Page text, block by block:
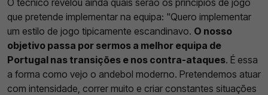
que pretende implementar na equipa: "Quero implementar
um estilo de jogo tipicamente escandinavo. O nosso
objetivo passa por sermos a melhor equipa de
Portugal nas transições e nos contra-ataques. É essa
a forma como vejo o andebol moderno. Pretendemos atuar
com intensidade, correr muito e criar constantes situações